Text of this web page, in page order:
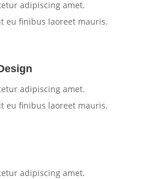
adipiscing amet.
eu finibus laoreet mauris.
adipiscing amet.
eu finibus laoreet mauris.
adipiscing amet.